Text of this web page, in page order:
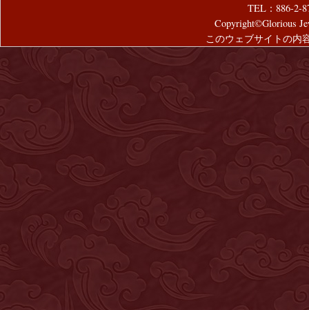
TEL：886-2-
Copyright©Glorious
このウェブサイトの内